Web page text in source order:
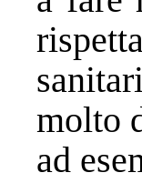
molto
ad